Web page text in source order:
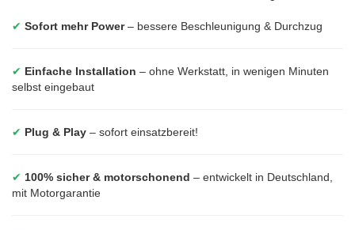
✔ Sofort mehr Power– bessere Beschleunigung & Durchzug
✔ Einfache Installation – ohne Werkstatt, in wenigen Minuten
selbst eingebaut
✔ Plug & Play – sofort einsatzbereit!
✔ 100% sicher & motorschonend – entwickelt in Deutschland,
mit Motorgarantie